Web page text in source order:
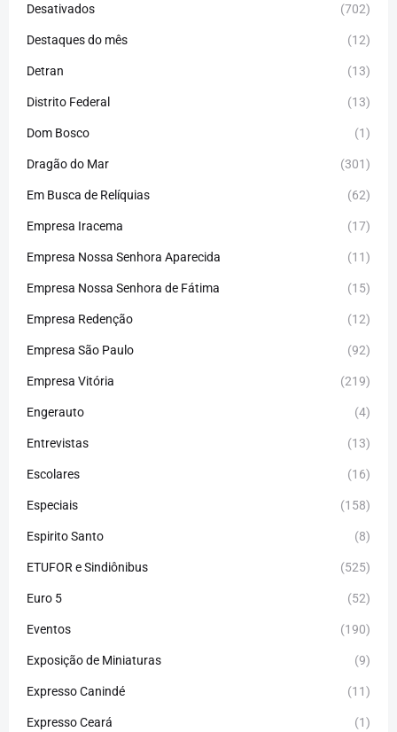
Desativados (702)
Destaques do mês (12)
Detran (13)
Distrito Federal (13)
Dom Bosco (1)
Dragão do Mar (301)
Em Busca de Relíquias (62)
Empresa Iracema (17)
Empresa Nossa Senhora Aparecida (11)
Empresa Nossa Senhora de Fátima (15)
Empresa Redenção (12)
Empresa São Paulo (92)
Empresa Vitória (219)
Engerauto (4)
Entrevistas (13)
Escolares (16)
Especiais (158)
Espirito Santo (8)
ETUFOR e Sindiônibus (525)
Euro 5 (52)
Eventos (190)
Exposição de Miniaturas (9)
Expresso Canindé (11)
Expresso Ceará (1)